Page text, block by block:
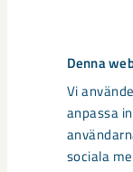
Denna
Vi
anpassa
sociala
Gällande
beredskapsplan
har tagits till
situationen på